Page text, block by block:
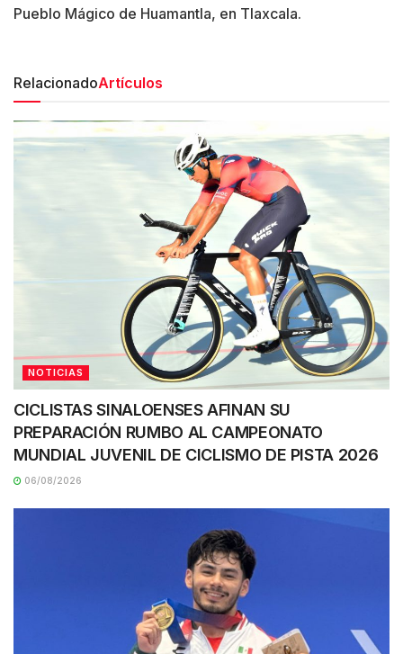
Pueblo Mágico de Huamantla, en Tlaxcala.
RelacionadoArtículos
NOTICIAS
CICLISTAS SINALOENSES AFINAN SU
PREPARACIÓN RUMBO AL CAMPEONATO
MUNDIAL JUVENIL DE CICLISMO DE PISTA 2026
06/08/2026